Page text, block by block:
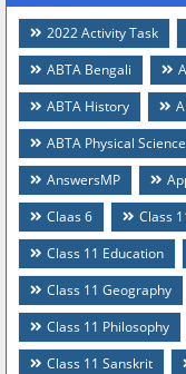
2022 Activity Task
ABTA Bengali
ABTA History
ABTA Physical Science
AnswersMP
Claas 6
Class
Class 11 Education
Class 11 Geography
Class 11 Philosophy
Class 11 Sanskrit